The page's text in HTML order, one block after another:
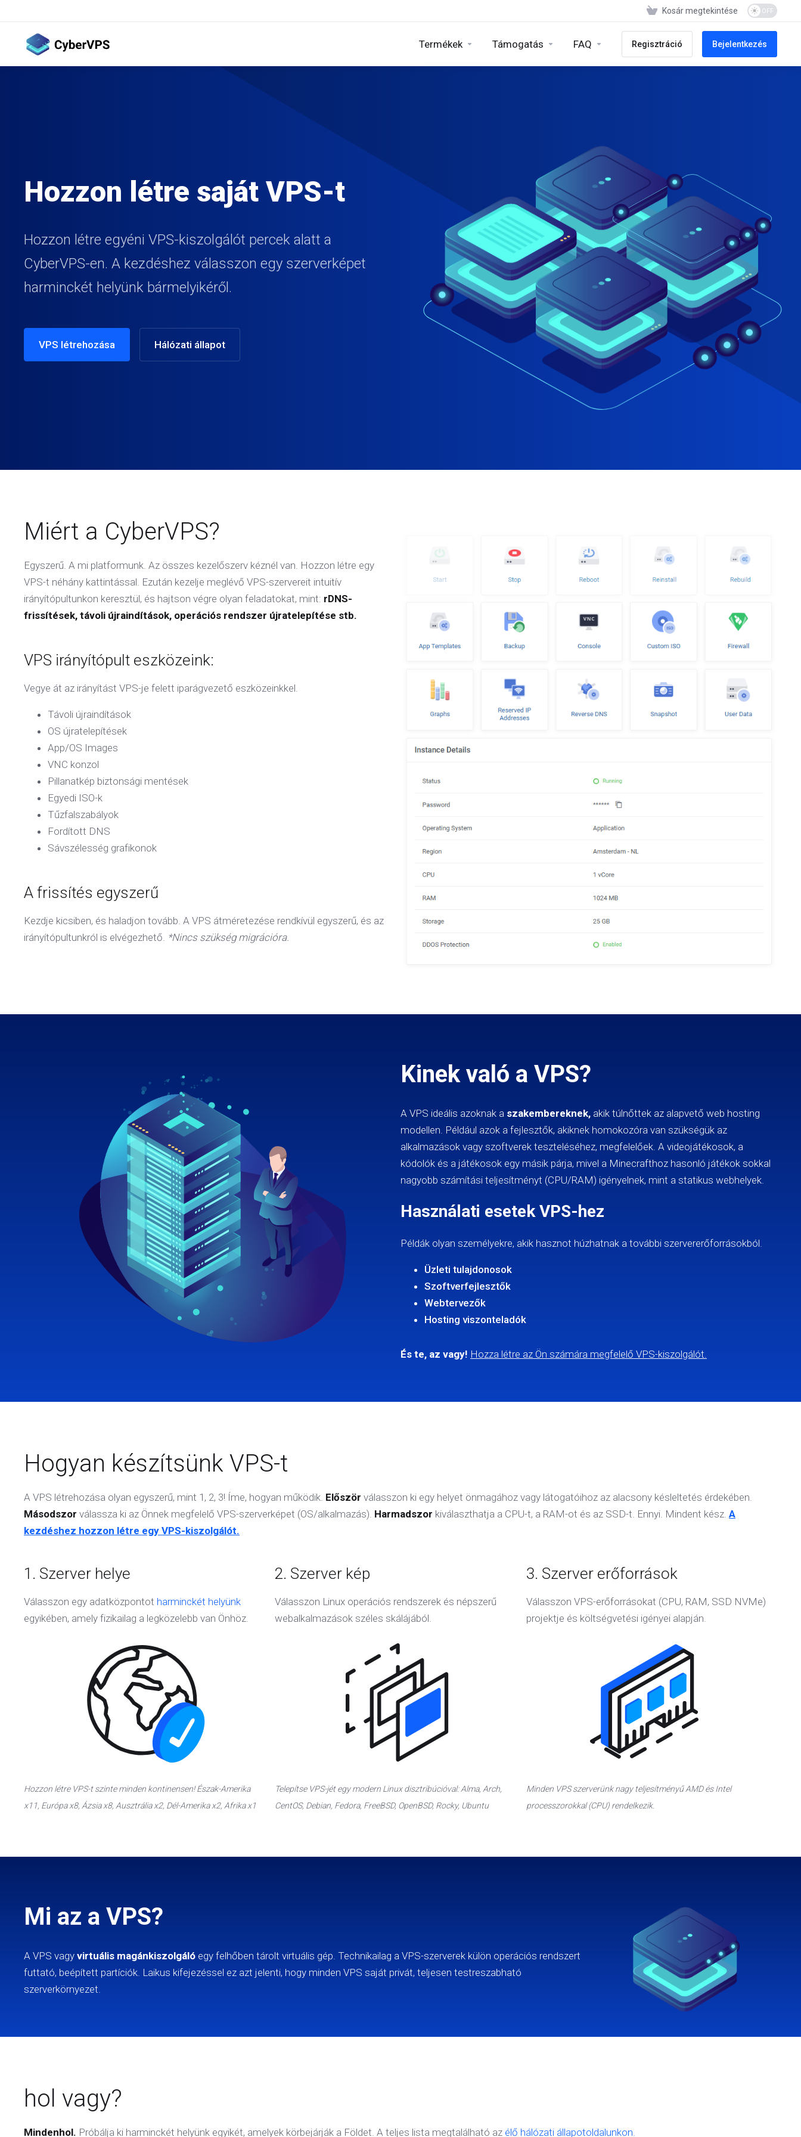
Kosár megtekintése
Termékek Támogatás FAQ Regisztráció Bejelentkezés
Hozzon létre saját VPS-t
Hozzon létre egyéni VPS-kiszolgálót percek alatt a
CyberVPS-en. A kezdéshez válasszon egy szerverképet
harminckét helyünk bármelyikéről.
VPS létrehozása Hálózati állapot
Miért a CyberVPS?
Egyszerű. A mi platformunk. Az összes kezelőszerv kéznél van. Hozzon létre egy
VPS-t néhány kattintással. Ezután kezelje meglévő VPS-szervereit intuitív
irányítópultunkon keresztül, és hajtson végre olyan feladatokat, mint: rDNS-
frissítések, távoli újraindítások, operációs rendszer újratelepítése stb.
VPS irányítópult eszközeink:
Vegye át az irányítást VPS-je felett iparágvezető eszközeinkkel.
Távoli újraindítások
OS újratelepítések
App/OS Images
VNC konzol
Pillanatkép biztonsági mentések
Egyedi ISO-k
Tűzfalszabályok
Fordított DNS
Sávszélesség grafikonok
A frissítés egyszerű
Kezdje kicsiben, és haladjon tovább. A VPS átméretezése rendkívül egyszerű, és az
irányítópultunkról is elvégezhető. *Nincs szükség migrációra.
Kinek való a VPS?
A VPS ideális azoknak a szakembereknek, akik túlnőttek az alapvető web hosting
modellen. Például azok a fejlesztők, akiknek homokozóra van szükségük az
alkalmazások vagy szoftverek teszteléséhez, megfelelőek. A videojátékosok, a
kódolók és a játékosok egy másik párja, mivel a Minecrafthoz hasonló játékok sokkal
nagyobb számítási teljesítményt (CPU/RAM) igényelnek, mint a statikus webhelyek.
Használati esetek VPS-hez
Példák olyan személyekre, akik hasznot húzhatnak a további szervererőforrásokból.
Üzleti tulajdonosok
Szoftverfejlesztők
Webtervezők
Hosting viszonteladók
És te, az vagy! Hozza létre az Ön számára megfelelő VPS-kiszolgálót.
Hogyan készítsünk VPS-t
A VPS létrehozása olyan egyszerű, mint 1, 2, 3! Íme, hogyan működik. Először válasszon ki egy helyet önmagához vagy látogatóihoz az alacsony késleltetés érdekében.
Másodszor válassza ki az Önnek megfelelő VPS-szerverképet (OS/alkalmazás). Harmadszor kiválaszthatja a CPU-t, a RAM-ot és az SSD-t. Ennyi. Mindent kész. A
kezdéshez hozzon létre egy VPS-kiszolgálót.
1. Szerver helye
Válasszon egy adatközpontot harminckét helyünk
egyikében, amely fizikailag a legközelebb van Önhöz.
Hozzon létre VPS-t szinte minden kontinensen! Észak-Amerika
x11, Európa x8, Ázsia x8, Ausztrália x2, Dél-Amerika x2, Afrika x1
2. Szerver kép
Válasszon Linux operációs rendszerek és népszerű
webalkalmazások széles skálájából.
Telepítse VPS-jét egy modern Linux disztribúcióval: Alma, Arch,
CentOS, Debian, Fedora, FreeBSD, OpenBSD, Rocky, Ubuntu
3. Szerver erőforrások
Válasszon VPS-erőforrásokat (CPU, RAM, SSD NVMe)
projektje és költségvetési igényei alapján.
Minden VPS szerverünk nagy teljesítményű AMD és Intel
processzorokkal (CPU) rendelkezik.
Mi az a VPS?
A VPS vagy virtuális magánkiszolgáló egy felhőben tárolt virtuális gép. Technikailag a VPS-szerverek külön operációs rendszert
futtató, beépített partíciók. Laikus kifejezéssel ez azt jelenti, hogy minden VPS saját privát, teljesen testreszabható
szerverkörnyezet.
hol vagy?
Mindenhol. Próbálja ki harminckét helyünk egyikét, amelyek körbejárják a Földet. A teljes lista megtalálható az élő hálózati állapotoldalunkon.